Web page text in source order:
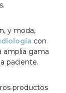
y moda,
con
amplia gama
paciente.
productos